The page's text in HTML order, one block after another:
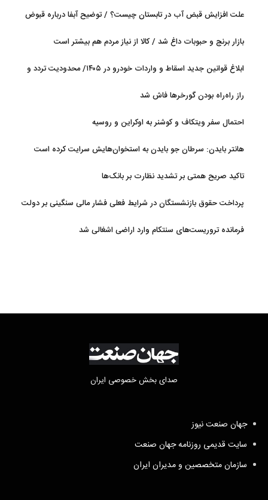
علت افزایش قبض آب در تابستان چیست؟ / توضیح آبفا درباره قبوض
بازار برنج و حبوبات داغ شد / کالا از نیاز مردم هم بیشتر است
ابلاغ قوانین جدید اسقاط و واردات خودرو در ۱۴۰۵/ محدودیت تردد و
راز راه‌راه بودن گورخرها فاش شد
احتمال سفر ویتکاف و کوشنر به اوکراین و روسیه
هانتر بایدن: سرطان جو بایدن به استخوان‌هایش سرایت کرده است
تاکید صریح همتی بر تشدید نظارت بر بانک‌ها
پرداخت حقوق بازنشستگان در شرایط فعلی فشار مالی سنگینی بر دولت
فرمانده تروریست‌های سنتکام وارد اراضی اشغالی شد
صدای بخش خصوصی ایران
جهان صنعت نیوز
سایت قدیمی روزنامه جهان صنعت
سازمان متخصصین و مدیران ایران